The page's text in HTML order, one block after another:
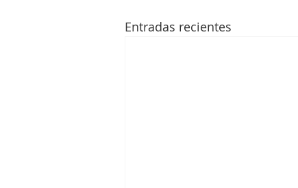
Entradas recientes